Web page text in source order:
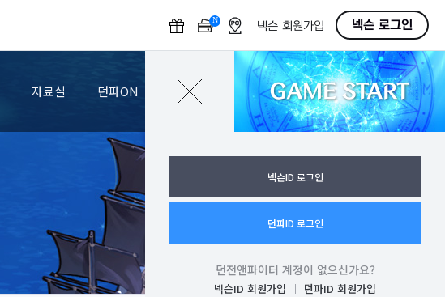
N
F
넥슨 회원가입 넥슨 로그인
자료실 던파ON GAME START
로그인
넥슨ID 로그인
던파ID 로그인
던전앤파이터 계정이 없으신가요?
넥슨ID 회원가입 던파ID 회원가입